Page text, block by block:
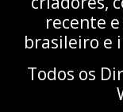
recente
brasileiro e
Todos os